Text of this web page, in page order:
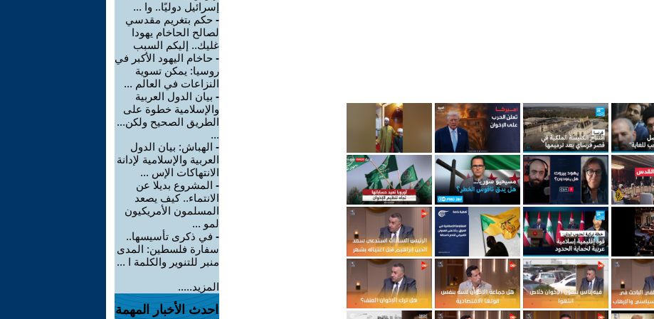
إسرائيل دوليًا.. وا ...
- حكم بتغريم مقدسي
لصالح الحاخام يهودا
غليك.. إليكم السبب
- حاخام اليهود الأكبر في
روسيا: يمكن تسوية
النزاعات في العالم ...
- بيان الدول العربية
والإسلامية خطوة على
الطريق الصحيح ولكن...
...
- الهباش: بيان الدول
العربية والإسلامية لإدانة
الانتهاكات الإس ...
- المشروع بديلا عن
الانتماء.. كيف يصعد
المسلمون الأمريكيون
لمو ...
- في ذكرى تأسيسها..
سفارة فلسطين: المدى
منبر للتنوير والكلمة ا ...
المزيد.....
احدث الأخبار المهمة